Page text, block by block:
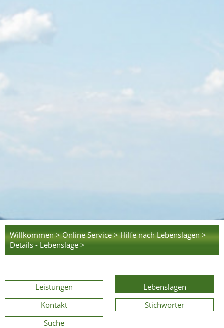
Willkommen > Online Service > Hilfe nach Lebenslagen >
Details - Lebenslage >
Leistungen
Lebenslagen
Kontakt
Stichwörter
Suche